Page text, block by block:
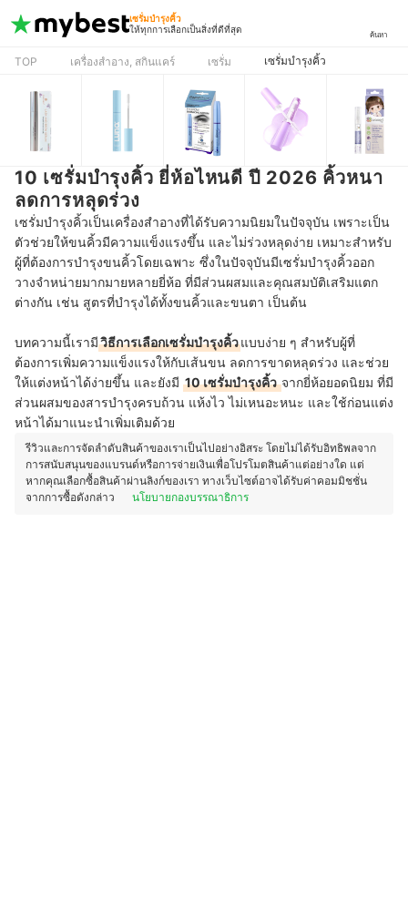
เซรั่มบำรุงคิ้ว
ให้ทุกการเลือกเป็นสิ่งที่ดีที่สุด
ค้นหา
TOP เครื่องสำอาง, สกินแคร์ เซรั่ม เซรั่มบำรุงคิ้ว
10 เซรั่มบำรุงคิ้ว ยี่ห้อไหนดี ปี 2026 คิ้วหนา
ลดการหลุดร่วง
เซรั่มบำรุงคิ้วเป็นเครื่องสำอางที่ได้รับความนิยมในปัจจุบัน เพราะเป็น
ตัวช่วยให้ขนคิ้วมีความแข็งแรงขึ้น และไม่ร่วงหลุดง่าย เหมาะสำหรับ
ผู้ที่ต้องการบำรุงขนคิ้วโดยเฉพาะ ซึ่งในปัจจุบันมีเซรั่มบำรุงคิ้วออก
วางจำหน่ายมากมายหลายยี่ห้อ ที่มีส่วนผสมและคุณสมบัติเสริมแตก
ต่างกัน เช่น สูตรที่บำรุงได้ทั้งขนคิ้วและขนตา เป็นต้น
บทความนี้เรามีวิธีการเลือกเซรั่มบำรุงคิ้วแบบง่าย ๆ สำหรับผู้ที่
ต้องการเพิ่มความแข็งแรงให้กับเส้นขน ลดการขาดหลุดร่วง และช่วย
ให้แต่งหน้าได้ง่ายขึ้น และยังมี 10 เซรั่มบำรุงคิ้วจากยี่ห้อยอดนิยม ที่มี
ส่วนผสมของสารบำรุงครบถ้วน แห้งไว ไม่เหนอะหนะ และใช้ก่อนแต่ง
หน้าได้มาแนะนำเพิ่มเติมด้วย
รีวิวและการจัดลำดับสินค้าของเราเป็นไปอย่างอิสระ โดยไม่ได้รับอิทธิพลจาก
การสนับสนุนของแบรนด์หรือการจ่ายเงินเพื่อโปรโมตสินค้าแต่อย่างใด แต่
หากคุณเลือกซื้อสินค้าผ่านลิงก์ของเรา ทางเว็บไซต์อาจได้รับค่าคอมมิชชั่น
จากการซื้อดังกล่าว
นโยบายกองบรรณาธิการ